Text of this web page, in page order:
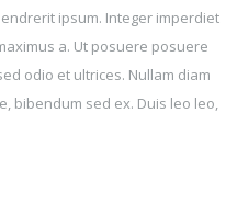
ipsum. Integer imperdiet
a. Ut posuere posuere
odio et ultrices. Nullam diam
bibendum sed ex. Duis leo leo,